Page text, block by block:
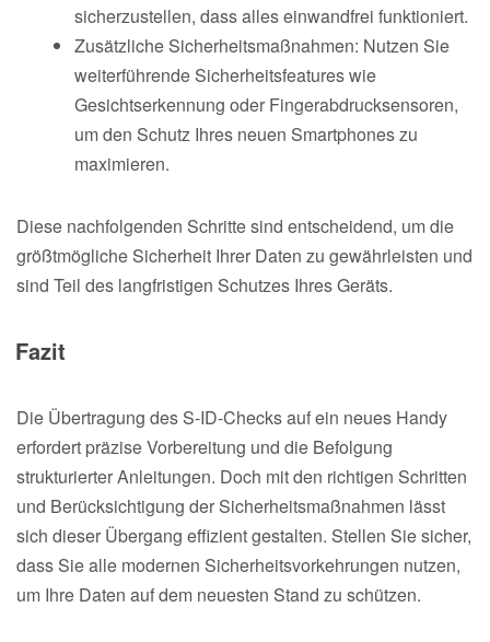
sicherzustellen, dass alles einwandfrei funktioniert.
Zusätzliche Sicherheitsmaßnahmen: Nutzen Sie
weiterführende Sicherheitsfeatures wie
Gesichtserkennung oder Fingerabdrucksensoren,
um den Schutz Ihres neuen Smartphones zu
maximieren.
Diese nachfolgenden Schritte sind entscheidend, um die
größtmögliche Sicherheit Ihrer Daten zu gewährleisten und
sind Teil des langfristigen Schutzes Ihres Geräts.
Fazit
Die Übertragung des S-ID-Checks auf ein neues Handy
erfordert präzise Vorbereitung und die Befolgung
strukturierter Anleitungen. Doch mit den richtigen Schritten
und Berücksichtigung der Sicherheitsmaßnahmen lässt
sich dieser Übergang effizient gestalten. Stellen Sie sicher,
dass Sie alle modernen Sicherheitsvorkehrungen nutzen,
um Ihre Daten auf dem neuesten Stand zu schützen.